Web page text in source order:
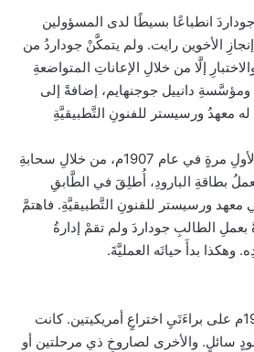
انطباعًا بسيطًا لدى المسؤولين
الأخوين رايت. ولم يتمكَّنْ جوداردُ من
إلَّا من خلالِ الإعاناتِ المتواضعةِ
دانييل جوجنهايم، إضافةً إلى
له معهدُ ورسيستر للفنونِ التَّطبيقيَّةِ
لفتَ جوداردُ انتباهَ العامةِ لأولِ مرةٍ في عام 1907م، من خلالِ سحابةِ
بطاقةِ البارودِ، أُطلِقَ في الطَّابقِ
معهد ورسيستر للفنونِ التَّطبيقيَّةِ. فاهتمَّ
الطالبِ جوداردَ ولم تقمْ إدارةُ
بدأَ حياتَه العمليَّةَ.
حصلَ جوداردُ في عام 1914م على براءَتَيِ اختراعٍ أمريكيتين. كانت
سائلٍ. والأخرى لصاروخٍ ذي مرحلتين أو